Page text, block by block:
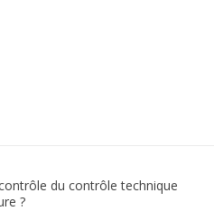
du contrôle technique
?